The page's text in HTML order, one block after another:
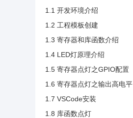
1.1 开发环境介绍
1.2 工程模板创建
1.3 寄存器和库函数介绍
1.4 LED灯原理介绍
1.5 寄存器点灯之GPIO配置
1.6 寄存器点灯之输出高电平
1.7 VSCode安装
1.8 库函数点灯